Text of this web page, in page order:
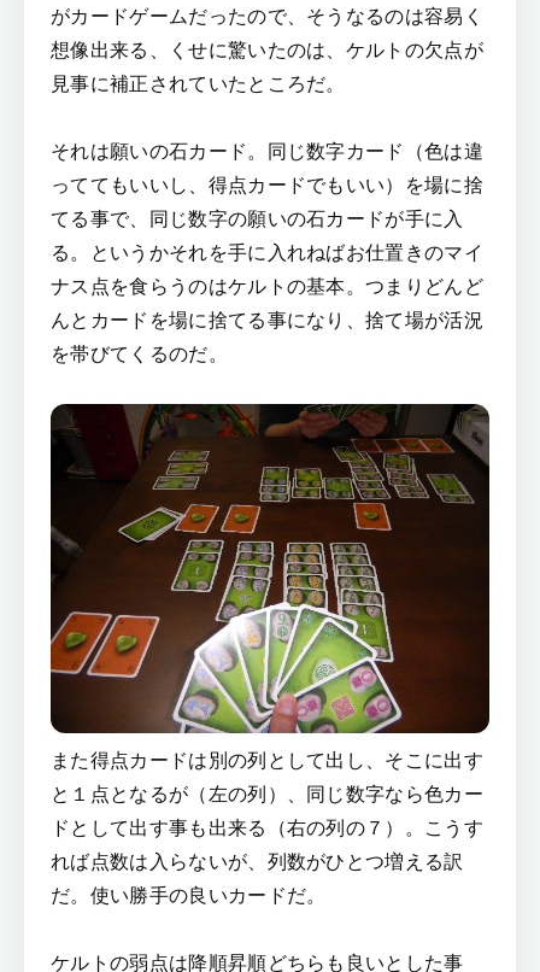
がカードゲームだったので、そうなるのは容易く
想像出来る、くせに驚いたのは、ケルトの欠点が
見事に補正されていたところだ。
それは願いの石カード。同じ数字カード（色は違
っててもいいし、得点カードでもいい）を場に捨
てる事で、同じ数字の願いの石カードが手に入
る。というかそれを手に入れねばお仕置きのマイ
ナス点を食らうのはケルトの基本。つまりどんど
んとカードを場に捨てる事になり、捨て場が活況
を帯びてくるのだ。
また得点カードは別の列として出し、そこに出す
と１点となるが（左の列）、同じ数字なら色カー
ドとして出す事も出来る（右の列の７）。こうす
れば点数は入らないが、列数がひとつ増える訳
だ。使い勝手の良いカードだ。
ケルトの弱点は降順昇順どちらも良いとした事